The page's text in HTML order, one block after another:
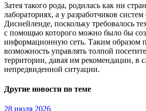
Затея такого рода, родилась как ни
лабораториях, а у разработчиков систем
Диснейленде, поскольку требовалось
с помощью которого можно было бы
информационную сеть. Таким образом
возможность управлять толпой
территории, давая им рекомендации, в
непредвиденной ситуации.
Другие новости по теме
28 июля 2026